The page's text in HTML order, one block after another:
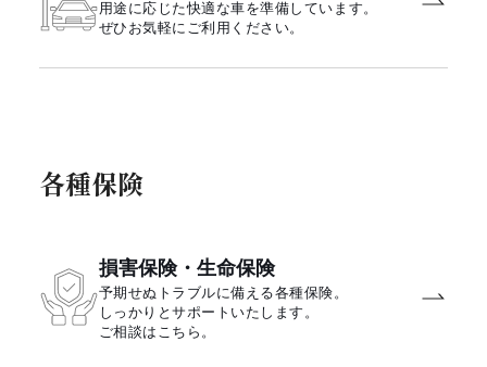
用途に応じた快適な車を準備しています。
ぜひお気軽にご利用ください。
各種保険
損害保険・生命保険
予期せぬトラブルに備える各種保険。
しっかりとサポートいたします。
ご相談はこちら。